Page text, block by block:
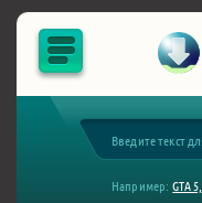
Например: GTA 5,